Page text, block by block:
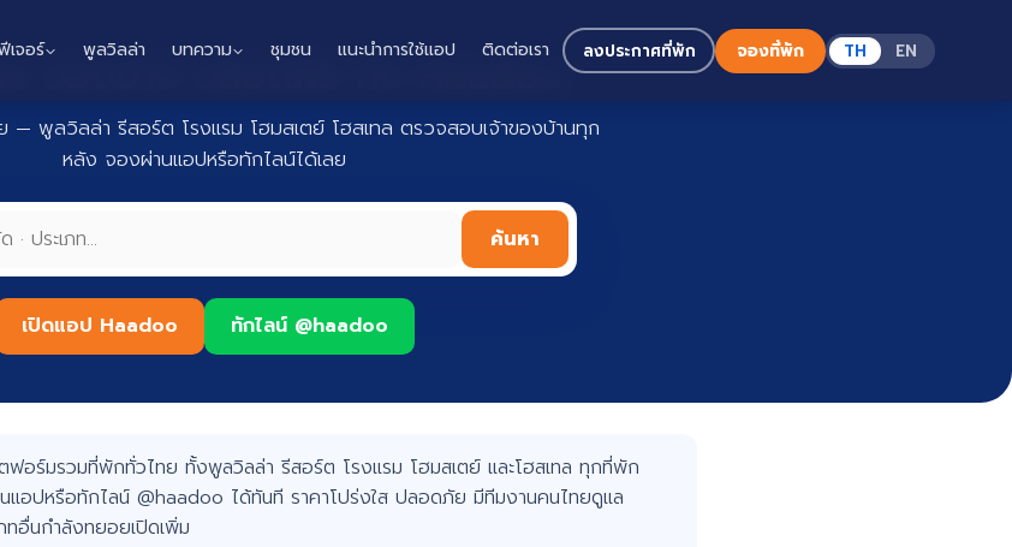
เจอร์ พูลวิลล่า บทความ ชุมชน แนะนำการใช้แอป ติดต่อเรา ลงประกาศที่พัก จองที่พัก TH EN
ย จองง่าย ปลอดภัย กับ Haadoo
พูลวิลล่า รีสอร์ต โรงแรม โฮมสเตย์ โฮสเทล ตรวจสอบเจ้าของบ้านทุก
หลัง จองผ่านแอปหรือทักไลน์ได้เลย
ค้นหา
เปิดแอป Haadoo ทักไลน์ @haadoo
อร์มรวมที่พักทั่วไทย ทั้งพูลวิลล่า รีสอร์ต โรงแรม โฮมสเตย์ และโฮสเทล ทุกที่พัก
แอปหรือทักไลน์ @haadoo ได้ทันที ราคาโปร่งใส ปลอดภัย มีทีมงานคนไทยดูแล
อื่นกำลังทยอยเปิดเพิ่ม